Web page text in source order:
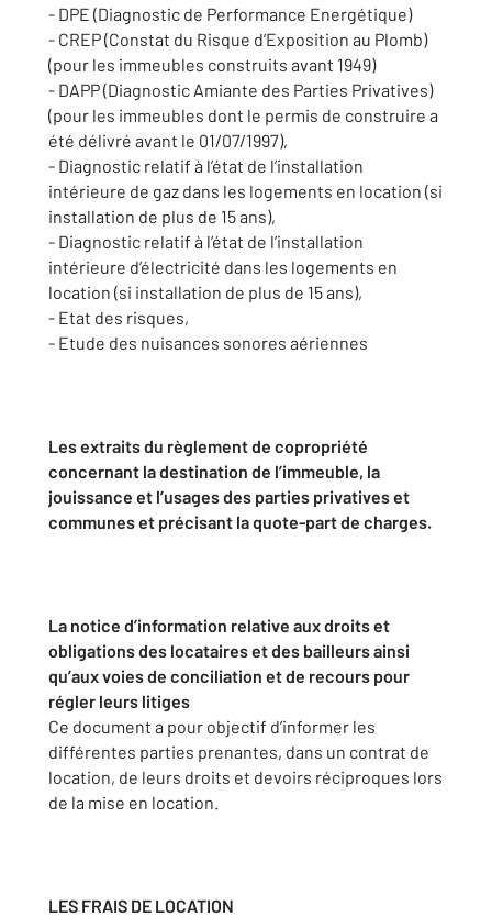
- DPE (Diagnostic de Performance Energétique)
- CREP (Constat du Risque d’Exposition au Plomb)
(pour les immeubles construits avant 1949)
- DAPP (Diagnostic Amiante des Parties Privatives)
(pour les immeubles dont le permis de construire a
été délivré avant le 01/07/1997),
- Diagnostic relatif à l’état de l’installation
intérieure de gaz dans les logements en location (si
installation de plus de 15 ans),
- Diagnostic relatif à l’état de l’installation
intérieure d’électricité dans les logements en
location (si installation de plus de 15 ans),
- Etat des risques,
- Etude des nuisances sonores aériennes
Les extraits du règlement de copropriété
concernant la destination de l’immeuble, la
jouissance et l’usages des parties privatives et
communes et précisant la quote-part de charges.
La notice d’information relative aux droits et
obligations des locataires et des bailleurs ainsi
qu’aux voies de conciliation et de recours pour
régler leurs litiges
Ce document a pour objectif d’informer les
différentes parties prenantes, dans un contrat de
location, de leurs droits et devoirs réciproques lors
de la mise en location.
LES FRAIS DE LOCATION